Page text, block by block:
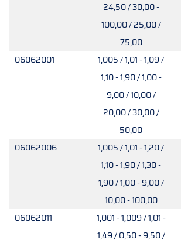
24,50 / 30,00 -
100,00 / 25,00 /
75,00
06062001
1,005 / 1,01 - 1,09 /
1,10 - 1,90 / 1,00 -
9,00 / 10,00 /
20,00 / 30,00 /
50,00
06062006
1,005 / 1,01 - 1,20 /
1,10 - 1,90 / 1,30 -
1,90 / 1,00 - 9,00 /
10,00 - 100,00
06062011
1,001 - 1,009 / 1,01 -
1,49 / 0,50 - 9,50 /